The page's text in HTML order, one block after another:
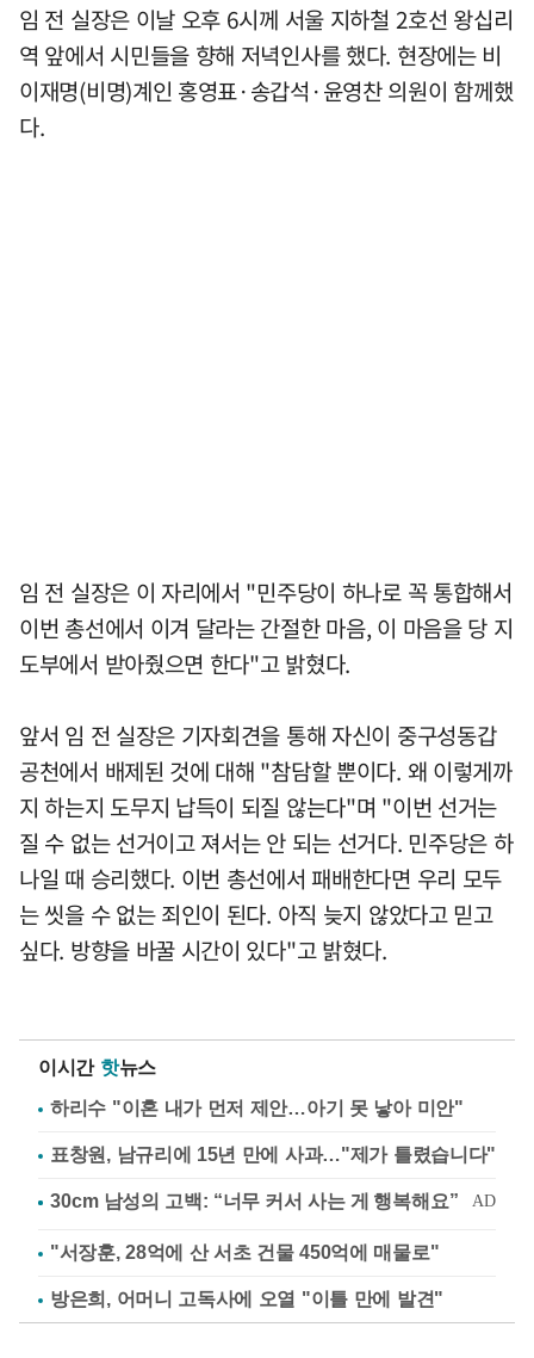
임 전 실장은 이날 오후 6시께 서울 지하철 2호선 왕십리
역 앞에서 시민들을 향해 저녁인사를 했다. 현장에는 비
이재명(비명)계인 홍영표·송갑석·윤영찬 의원이 함께했
다.
임 전 실장은 이 자리에서 "민주당이 하나로 꼭 통합해서
이번 총선에서 이겨 달라는 간절한 마음, 이 마음을 당 지
도부에서 받아줬으면 한다"고 밝혔다.
앞서 임 전 실장은 기자회견을 통해 자신이 중구성동갑
공천에서 배제된 것에 대해 "참담할 뿐이다. 왜 이렇게까
지 하는지 도무지 납득이 되질 않는다"며 "이번 선거는
질 수 없는 선거이고 져서는 안 되는 선거다. 민주당은 하
나일 때 승리했다. 이번 총선에서 패배한다면 우리 모두
는 씻을 수 없는 죄인이 된다. 아직 늦지 않았다고 믿고
싶다. 방향을 바꿀 시간이 있다"고 밝혔다.
이시간 핫뉴스
하리수 "이혼 내가 먼저 제안…아기 못 낳아 미안"
표창원, 남규리에 15년 만에 사과…"제가 틀렸습니다"
"서장훈, 28억에 산 서초 건물 450억에 매물로"
방은희, 어머니 고독사에 오열 "이틀 만에 발견"